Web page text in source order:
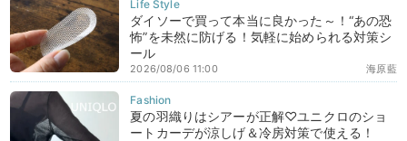
ダイソーで買って本当に良かった～！“あの恐
怖”を未然に防げる！気軽に始められる対策シ
ール
海原藍
2026/08/06 11:00
夏の羽織りはシアーが正解♡ユニクロのショ
ートカーデが涼しげ＆冷房対策で使える！